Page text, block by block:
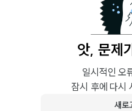
앗, 문제
일시적인 오
잠시 후에 다시
새로